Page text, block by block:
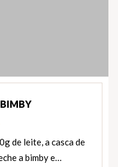
de leite, a casca de
a bimby e…